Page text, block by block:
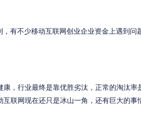
有不少移动互联网创业企业资金上遇到问
康，行业最终是靠优胜劣汰，正常的淘汰
互联网现在还只是冰山一角，还有巨大的事